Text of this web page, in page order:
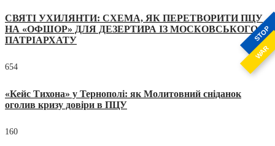
STOP
WAR
СВЯТІ УХИЛЯНТИ: СХЕМА, ЯК ПЕРЕТВОРИТИ ПЦУ
НА «ОФШОР» ДЛЯ ДЕЗЕРТИРА ІЗ МОСКОВСЬКОГО
ПАТРІАРХАТУ
654
«Кейс Тихона» у Тернополі: як Молитовний сніданок
оголив кризу довіри в ПЦУ
160